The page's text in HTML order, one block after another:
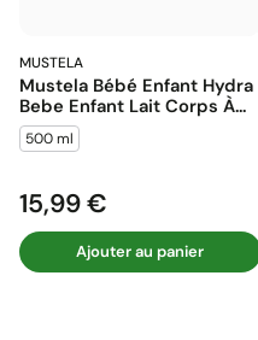
MUSTELA
Mustela Bébé Enfant Hydra
Bebe Enfant Lait Corps À...
500 ml
Prix
15,99 €
Ajouter au panier